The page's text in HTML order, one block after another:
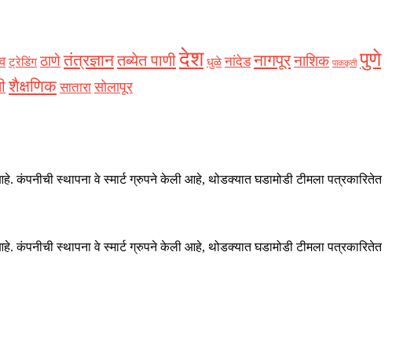
ट्रेडिंग ठाणेतंत्रज्ञानतब्येत पाणीदेश धुळे नांदेड नागपूरनाशिक पाककृती पुणे
शैक्षणिक सातारा सोलापूर
कंपनीची स्थापना वे स्मार्ट ग्रुपने केली आहे, थोडक्यात घडामोडी टीमला पत्रकारितेत
कंपनीची स्थापना वे स्मार्ट ग्रुपने केली आहे, थोडक्यात घडामोडी टीमला पत्रकारितेत